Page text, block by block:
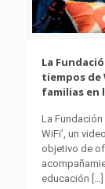
La
tiempos de
familias en
La
WiFi’, un
objetivo de
educación […]